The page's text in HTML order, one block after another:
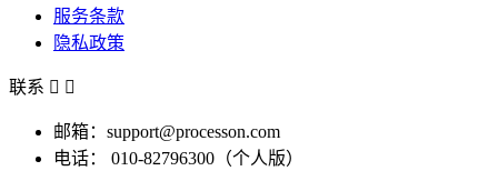
服务条款
隐私政策
联系  
邮箱：support@processon.com
电话：
010-82796300（个人版）